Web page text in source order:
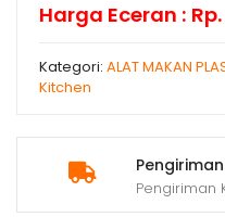
Pengiriman
Pengiriman
Harga Eceran :
Kategori: ALAT MAKAN
Kitchen